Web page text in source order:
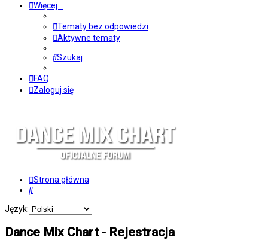
Więcej…
Tematy bez odpowiedzi
Aktywne tematy
Szukaj
FAQ
Zaloguj się
Strona główna
Szukaj
Język:
Dance Mix Chart - Rejestracja